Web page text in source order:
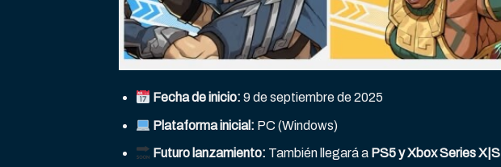
Fecha de inicio: 9 de septiembre de 2025
Plataforma inicial: PC (Windows)
Futuro lanzamiento: También llegará a PS5 y Xbox Series X|S